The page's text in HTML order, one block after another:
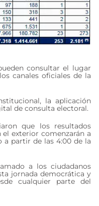
consultar el lugar
canales oficiales de la
la aplicación
de consulta electoral.
que los resultados
exterior comenzarán a
a partir de las 4:00 de la
a los ciudadanos
jornada democrática y
cualquier parte del